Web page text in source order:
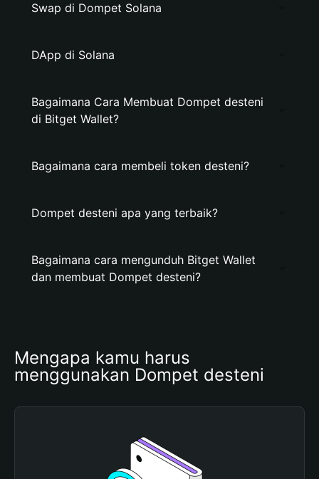
Swap di Dompet Solana
DApp di Solana
Bagaimana Cara Membuat Dompet desteni
di Bitget Wallet?
Bagaimana cara membeli token desteni?
Dompet desteni apa yang terbaik?
Bagaimana cara mengunduh Bitget Wallet
dan membuat Dompet desteni?
Mengapa kamu harus
menggunakan Dompet desteni